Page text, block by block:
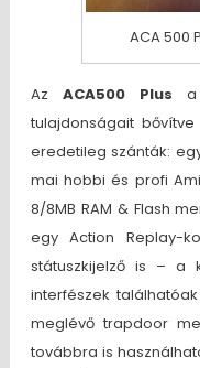
ACA 500
Az ACA500 Plus a
tulajdonságait
eredetileg szánták:
mai hobbi és profi
8/8MB RAM & Flash
egy Action Replay-
státuszkijelző is – a
interfészek
meglévő trapdoor
továbbra is